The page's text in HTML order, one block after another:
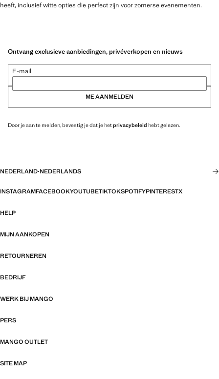
heeft, inclusief witte opties die perfect zijn voor zomerse evenementen.
Ontvang exclusieve aanbiedingen, privéverkopen en nieuws
E-mail
ME AANMELDEN
Door je aan te melden, bevestig je dat je hetprivacybeleid hebt gelezen.
NEDERLAND·NEDERLANDS
INSTAGRAMFACEBOOKYOUTUBETIKTOKSPOTIFYPINTERESTX
HELP
MIJN AANKOPEN
RETOURNEREN
BEDRIJF
WERK BIJ MANGO
PERS
MANGO OUTLET
SITE MAP